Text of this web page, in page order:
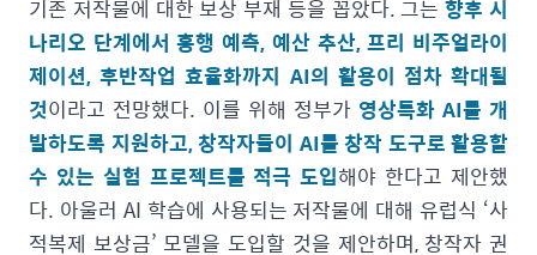
기존 저작물에 대한 보상 부재 등을 꼽았다. 그는 향후 시
나리오 단계에서 흥행 예측, 예산 추산, 프리 비주얼라이
제이션, 후반작업 효율화까지 AI의 활용이 점차 확대될
것이라고 전망했다. 이를 위해 정부가 영상특화 AI를 개
발하도록 지원하고, 창작자들이 AI를 창작 도구로 활용할
수 있는 실험 프로젝트를 적극 도입해야 한다고 제안했
다. 아울러 AI 학습에 사용되는 저작물에 대해 유럽식 ‘사
적복제 보상금’ 모델을 도입할 것을 제안하며, 창작자 권